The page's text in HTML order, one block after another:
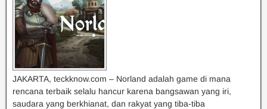
JAKARTA, teckknow.com – Norland adalah game di mana
rencana terbaik selalu hancur karena bangsawan yang iri,
saudara yang berkhianat, dan rakyat yang tiba-tiba